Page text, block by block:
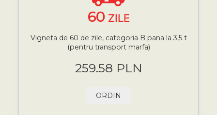
60 ZILE
Vigneta de 60 de zile, categoria B pana la 3,5 t
(pentru transport marfa)
259.58 PLN
ORDIN